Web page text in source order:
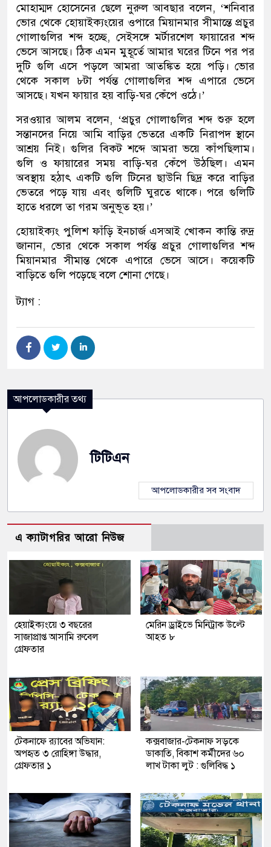
মোহাম্মদ হোসেনের ছেলে নুরুল আবছার বলেন, ‘শনিবার
ভোর থেকে হোয়াইক্যংয়ের ওপারে মিয়ানমার সীমান্তে প্রচুর
গোলাগুলির শব্দ হচ্ছে, সেইসঙ্গে মর্টারশেল ফায়ারের শব্দ
ভেসে আসছে। ঠিক এমন মুহূর্তে আমার ঘরের টিনে পর পর
দুটি গুলি এসে পড়লে আমরা আতঙ্কিত হয়ে পড়ি। ভোর
থেকে সকাল ৮টা পর্যন্ত গোলাগুলির শব্দ এপারে ভেসে
আসছে। যখন ফায়ার হয় বাড়ি-ঘর কেঁপে ওঠে।’
সরওয়ার আলম বলেন, ‘প্রচুর গোলাগুলির শব্দ শুরু হলে
সন্তানদের নিয়ে আমি বাড়ির ভেতরে একটি নিরাপদ স্থানে
আশ্রয় নিই। গুলির বিকট শব্দে আমরা ভয়ে কাঁপছিলাম।
গুলি ও ফায়ারের সময় বাড়ি-ঘর কেঁপে উঠছিল। এমন
অবস্থায় হঠাৎ একটি গুলি টিনের ছাউনি ছিদ্র করে বাড়ির
ভেতরে পড়ে যায় এবং গুলিটি ঘুরতে থাকে। পরে গুলিটি
হাতে ধরলে তা গরম অনুভূত হয়।’
হোয়াইক্যং পুলিশ ফাঁড়ি ইনচার্জ এসআই খোকন কান্তি রুদ্র
জানান, ভোর থেকে সকাল পর্যন্ত প্রচুর গোলাগুলির শব্দ
মিয়ানমার সীমান্ত থেকে এপারে ভেসে আসে। কয়েকটি
বাড়িতে গুলি পড়েছে বলে শোনা গেছে।
ট্যাগ :
আপলোডকারীর তথ্য
টিটিএন
আপলোডকারীর সব সংবাদ
এ ক্যাটাগরির আরো নিউজ
হেয়াইক্যংয়ে ৩ বছরের
সাজাপ্রাপ্ত আসামি রুবেল
গ্রেফতার
মেরিন ড্রাইভে মিনিট্রাক উল্টে
আহত ৮
টেকনাফে র‍্যাবের অভিযান:
অপহৃত ৩ রোহিঙ্গা উদ্ধার,
গ্রেফতার ১
কক্সবাজার-টেকনাফ সড়কে
ডাকাতি, বিকাশ কর্মীদের ৬০
লাখ টাকা লুট : গুলিবিদ্ধ ১